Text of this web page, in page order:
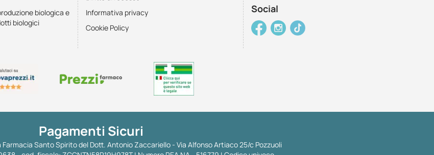
biologica e
biologici
Informativa privacy
Cookie Policy
Social
Pagamenti Sicuri
Santo Spirito del Dott. Antonio Zaccariello - Via Alfonso Artiaco 25/c Pozzuoli